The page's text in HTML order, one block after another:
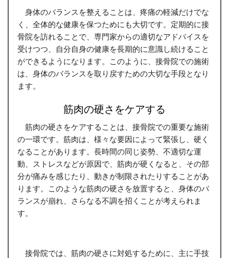
身体のバランスを整えることは、疼痛の軽減だけでな
く、全体的な健康を保つためにも大切です。定期的に接
骨院を訪れることで、専門家からの適切なアドバイスを
受けつつ、自分自身の健康を長期的に意識し続けること
ができるようになります。このように、接骨院での施術
は、身体のバランスを取り戻すための大切な手段となり
ます。
筋肉の硬さをケアする
筋肉の硬さをケアすることは、接骨院での重要な施術
の一環です。筋肉は、様々な要因によって緊張し、硬く
なることがあります。長時間の同じ姿勢、不適切な運
動、ストレスなどが原因で、筋肉が硬くなると、その部
分が痛みを感じたり、動きが制限されたりすることがあ
ります。このような筋肉の硬さを放置すると、身体のバ
ランスが崩れ、さらなる不調を招くことが考えられま
す。
接骨院では、筋肉の硬さに対処するために、主に手技